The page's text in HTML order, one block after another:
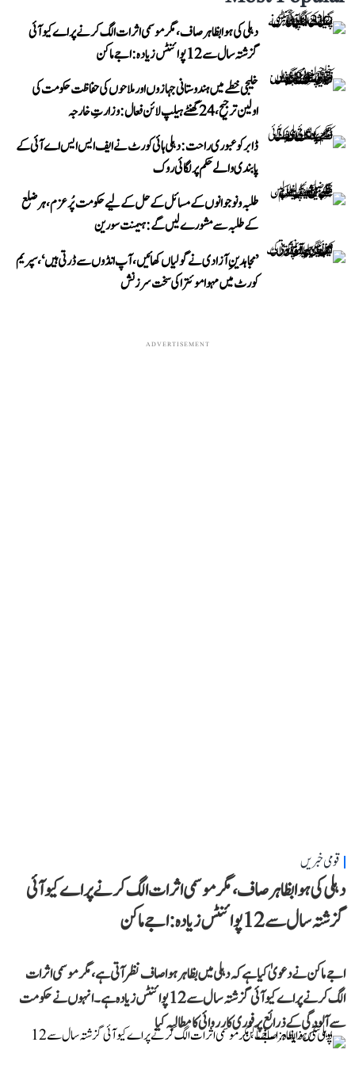
دہلی کی ہوا بظاہر صاف، مگر موسمی اثرات الگ کرنے پر اے کیو آئی
گزشتہ سال سے 12 پوائنٹس زیادہ: اجے ماکن
خلیجی خطے میں ہندوستانی جہازوں اور ملاحوں کی حفاظت حکومت کی
اولین ترجیح، 24 گھنٹے ہیلپ لائن فعال: وزارتِ خارجہ
ڈابر کو عبوری راحت: دہلی ہائی کورٹ نے ایف ایس ایس اے آئی کے
پابندی والے حکم پر لگائی روک
طلبہ و نوجوانوں کے مسائل کے حل کے لیے حکومت پُرعزم، ہر ضلع
کے طلبہ سے مشورے لیں گے: ہیمنت سورین
’مجاہدینِ آزادی نے گولیاں کھائیں، آپ انڈوں سے ڈرتی ہیں‘، سپریم
کورٹ میں مہوا موئترا کی سخت سرزنش
ADVERTISEMENT
قومی خبریں
دہلی کی ہوا بظاہر صاف، مگر موسمی اثرات الگ کرنے پر اے کیو آئی
گزشتہ سال سے 12 پوائنٹس زیادہ: اجے ماکن
اجے ماکن نے دعویٰ کیا ہے کہ دہلی میں بظاہر ہوا صاف نظر آتی ہے، مگر موسمی اثرات
الگ کرنے پر اے کیو آئی گزشتہ سال سے 12 پوائنٹس زیادہ ہے۔ انہوں نے حکومت
سے آلودگی کے ذرائع پر فوری کارروائی کا مطالبہ کیا